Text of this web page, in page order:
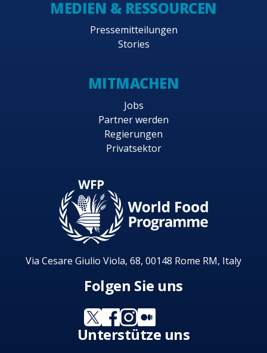
MEDIEN & RESSOURCEN
Pressemitteilungen
Stories
MITMACHEN
Jobs
Partner werden
Regierungen
Privatsektor
Via Cesare Giulio Viola, 68, 00148 Rome RM, Italy
Folgen Sie uns
Unterstütze uns